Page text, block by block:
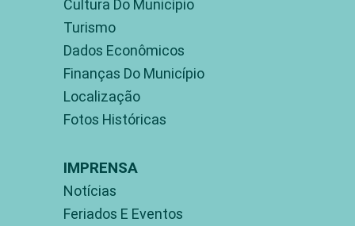
Cultura Do Município
Turismo
Dados Econômicos
Finanças Do Município
Localização
Fotos Históricas
IMPRENSA
Notícias
Feriados E Eventos